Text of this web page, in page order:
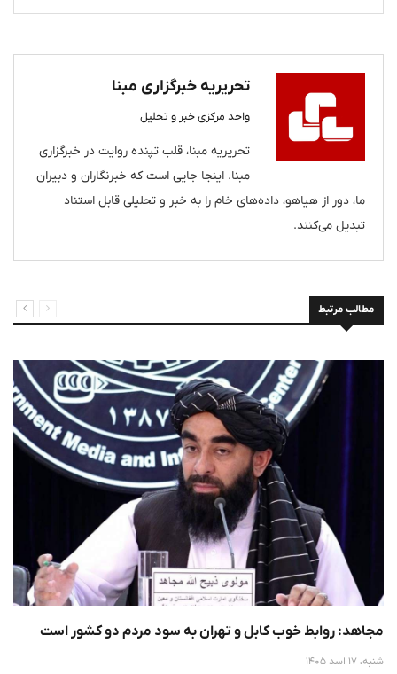
تحریریه خبرگزاری مبنا
واحد مرکزی خبر و تحلیل
تحریریه مبنا، قلب تپنده روایت در خبرگزاری
مبنا. اینجا جایی است که خبرنگاران و دبیران
ما، دور از هیاهو، داده‌های خام را به خبر و تحلیلی قابل استناد
تبدیل می‌کنند.
مطالب مرتبط
مجاهد: روابط خوب کابل و تهران به سود مردم دو کشور است
شنبه، 17 اسد 1405